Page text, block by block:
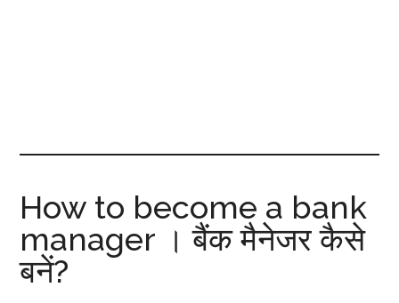
How to become a bank
manager । बैंक मैनेजर कैसे
बनें?